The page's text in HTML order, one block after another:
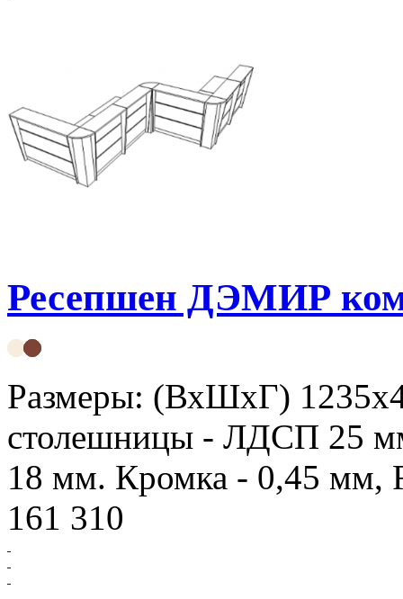
Ресепшен ДЭМИР
Размеры: (ВхШхГ)
столешницы - ЛДСП 25
18 мм. Кромка - 0,45 мм,
161 310